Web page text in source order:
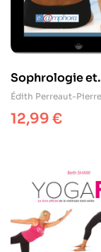
Sophrologie et
performance
Édith Perreaut-Pierre
12,99 €